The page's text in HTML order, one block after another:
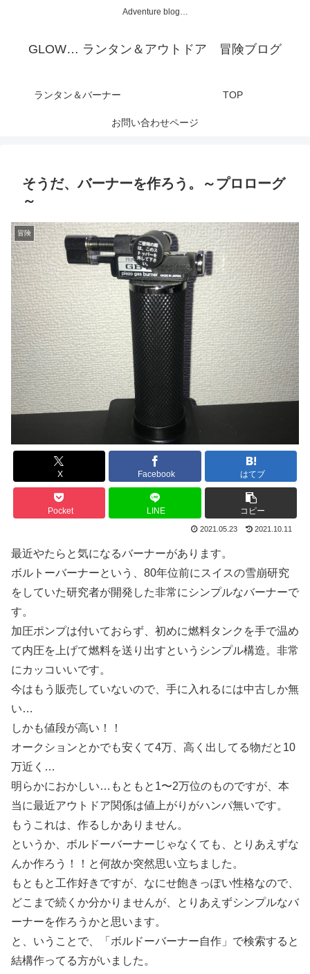
Adventure blog…
GLOW… ランタン＆アウトドア 冒険ブログ
ランタン＆バーナー TOP
お問い合わせページ
そうだ、バーナーを作ろう。～プロローグ
～
冒険
X Facebook はてブ
Pocket LINE コピー
2021.05.23 2021.10.11
最近やたらと気になるバーナーがあります。
ボルトーバーナーという、80年位前にスイスの雪崩研究
をしていた研究者が開発した非常にシンプルなバーナーで
す。
加圧ポンプは付いておらず、初めに燃料タンクを手で温め
て内圧を上げて燃料を送り出すというシンプル構造。非常
にカッコいいです。
今はもう販売していないので、手に入れるには中古しか無
い…
しかも値段が高い！！
オークションとかでも安くて4万、高く出してる物だと10
万近く…
明らかにおかしい…もともと1〜2万位のものですが、本
当に最近アウトドア関係は値上がりがハンパ無いです。
もうこれは、作るしかありません。
というか、ボルドーバーナーじゃなくても、とりあえずな
んか作ろう！！と何故か突然思い立ちました。
もともと工作好きですが、なにせ飽きっぽい性格なので、
どこまで続くか分かりませんが、とりあえずシンプルなバ
ーナーを作ろうかと思います。
と、いうことで、「ボルドーバーナー自作」で検索すると
結構作ってる方がいました。